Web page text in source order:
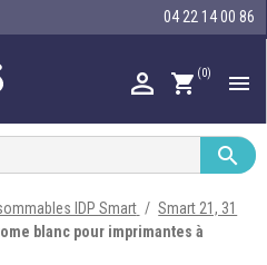
04 22 14 00 86
 shopping_cart (0) 



IDP Smart
Smart 21, 31
blanc pour imprimantes à